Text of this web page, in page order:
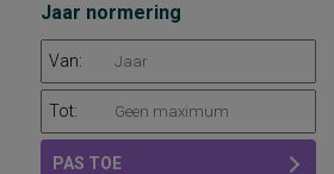
Jaar normering
Van:
Tot:
PAS TOE